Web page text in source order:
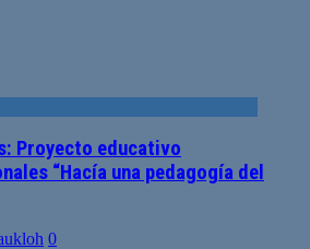
Proyecto educativo
“Hacía una pedagogía del
0